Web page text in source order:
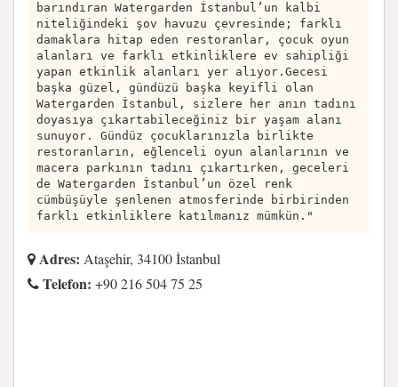
barındıran Watergarden İstanbul’un kalbi
niteliğindeki şov havuzu çevresinde; farklı
damaklara hitap eden restoranlar, çocuk oyun
alanları ve farklı etkinliklere ev sahipliği
yapan etkinlik alanları yer alıyor.Gecesi
başka güzel, gündüzü başka keyifli olan
Watergarden İstanbul, sizlere her anın tadını
doyasıya çıkartabileceğiniz bir yaşam alanı
sunuyor. Gündüz çocuklarınızla birlikte
restoranların, eğlenceli oyun alanlarının ve
macera parkının tadını çıkartırken, geceleri
de Watergarden İstanbul’un özel renk
cümbüşüyle şenlenen atmosferinde birbirinden
farklı etkinliklere katılmanız mümkün."
Adres: Ataşehir, 34100 İstanbul
Telefon: +90 216 504 75 25